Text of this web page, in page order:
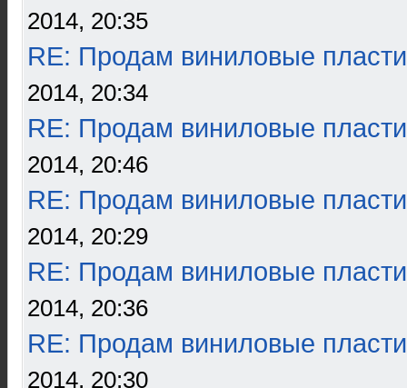
2014, 20:35
RE: Продам виниловые
2014, 20:34
RE: Продам виниловые
2014, 20:46
RE: Продам виниловые
2014, 20:29
RE: Продам виниловые
2014, 20:36
RE: Продам виниловые
2014, 20:30